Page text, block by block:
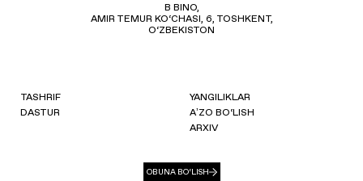
B BINO,
AMIR TEMUR KO‘CHASI, 6, TOSHKENT,
O‘ZBEKISTON
TASHRIF
DASTUR
YANGILIKLAR
AʼZO BO‘LISH
ARXIV
OBUNA BO‘LISH